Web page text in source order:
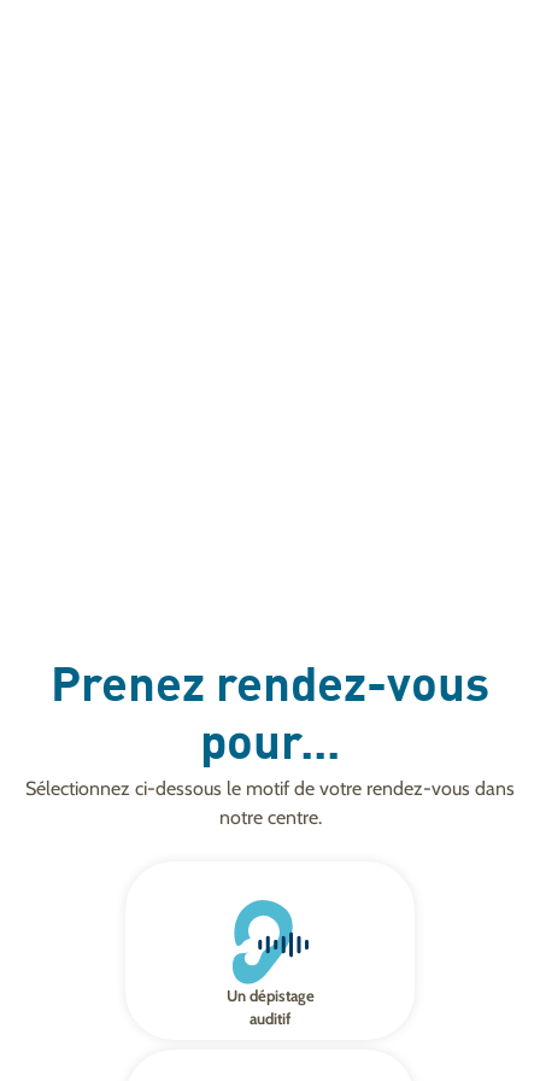
Prenez rendez-vous
pour...
Sélectionnez ci-dessous le motif de votre rendez-vous dans
notre centre.
Un dépistage
auditif